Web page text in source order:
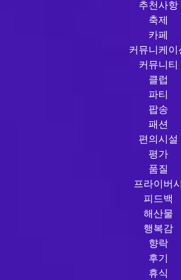
추천사항
축제
카페
커뮤니케이
커뮤니티
클럽
파티
팝송
패션
편의시설
평가
품질
프라이버시
피드백
해산물
행복감
향락
후기
휴식